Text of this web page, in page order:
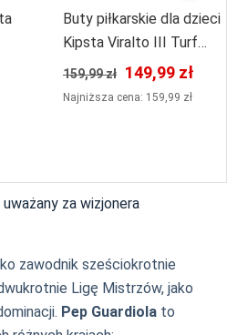
Buty piłkarskie dla dzieci
Kipsta Viralto III Turf
sznurowane
159,99 zł 149,99 zł
Najniższa cena: 159,99 zł
za wizjonera
zawodnik sześciokrotnie
Ligę Mistrzów, jako
Pep Guardiola to